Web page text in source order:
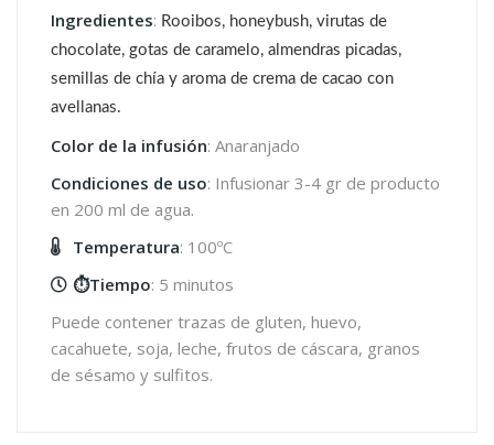
Ingredientes: Rooibos, honeybush, virutas de
chocolate, gotas de caramelo, almendras picadas,
semillas de chía y aroma de crema de cacao con
avellanas.
Color de la infusión: Anaranjado
Condiciones de uso: Infusionar 3-4 gr de producto
en 200 ml de agua.
Temperatura: 100ºC
⏱️Tiempo: 5 minutos
Puede contener trazas de gluten, huevo,
cacahuete, soja, leche, frutos de cáscara, granos
de sésamo y sulfitos.